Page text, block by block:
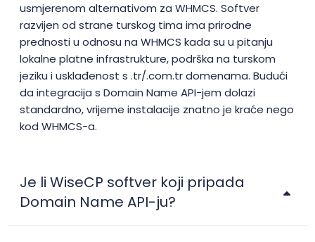
usmjerenom alternativom za WHMCS. Softver
razvijen od strane turskog tima ima prirodne
prednosti u odnosu na WHMCS kada su u pitanju
lokalne platne infrastrukture, podrška na turskom
jeziku i usklađenost s .tr/.com.tr domenama. Budući
da integracija s Domain Name API-jem dolazi
standardno, vrijeme instalacije znatno je kraće nego
kod WHMCS-a.
Je li WiseCP softver koji pripada
Domain Name API-ju?